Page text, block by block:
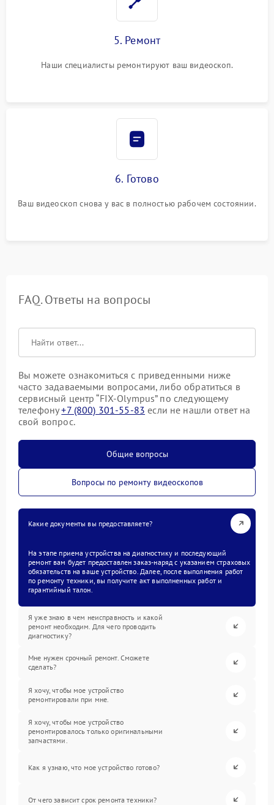
5. Ремонт
Наши специалисты ремонтируют ваш видеоскоп.
6. Готово
Ваш видеоскоп снова у вас в полностью рабочем состоянии.
FAQ. Ответы на вопросы
Вы можете ознакомиться с приведенными ниже
часто задаваемыми вопросами, либо обратиться в
сервисный центр “FIX-Olympus” по следующему
телефону+7 (800) 301-55-83 если не нашли ответ на
свой вопрос.
Общие вопросы
Вопросы по ремонту видеоскопов
Какие документы вы предоставляете?
На этапе приема устройства на диагностику и последующий
ремонт вам будет предоставлен заказ-наряд с указанием страховых
обязательств на ваше устройство. Далее, после выполнения работ
по ремонту техники, вы получите акт выполненных работ и
гарантийный талон.
Я уже знаю в чем неисправность и какой
ремонт необходим. Для чего проводить
диагностику?
Мне нужен срочный ремонт. Сможете
сделать?
Я хочу, чтобы мое устройство
ремонтировали при мне.
Я хочу, чтобы мое устройство
ремонтировалось только оригинальными
запчастями.
Как я узнаю, что мое устройство готово?
От чего зависит срок ремонта техники?